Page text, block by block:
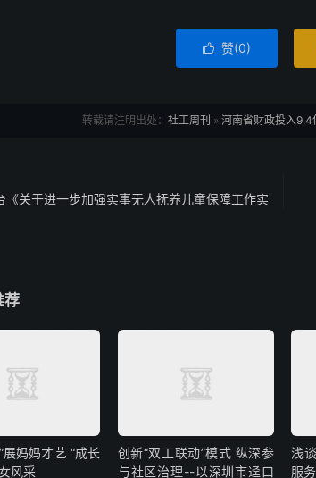
 赞(0)
转载请注明出处： 社工周刊 » 河南省财政投入9.4
《关于进一步加强实事无人抚养儿童保障工作实
荐
展妈妈才艺 “成长
风采
创新“双工联动”模式 纵深参
与社区治理--以深圳市迳口
浅
服